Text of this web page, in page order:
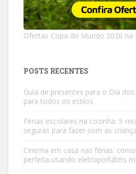
Ofertas Copa do Mundo 2026 na
POSTS RECENTES
Guia de presentes para o Dia
para todos os estilos
Férias escolares na cozinha: 5
seguras para fazer com as
Cinema em casa nas férias:
perfeita usando eletroportáteis